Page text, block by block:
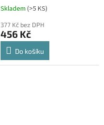
Skladem (>5 KS)
377 Kč bez DPH
456 Kč
Do košíku